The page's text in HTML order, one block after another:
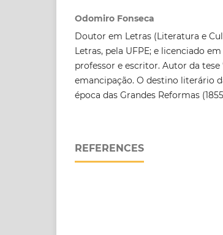
Odomiro Fonseca
Doutor em Letras (Literatura e
Letras, pela UFPE; e licenciado
professor e escritor. Autor da tese
emancipação. O destino literário
época das Grandes Reformas
REFERENCES